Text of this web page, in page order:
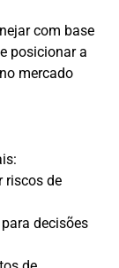
com base
posicionar a
mercado
riscos de
decisões